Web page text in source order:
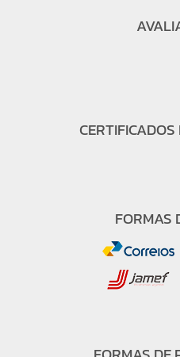
FORMAS